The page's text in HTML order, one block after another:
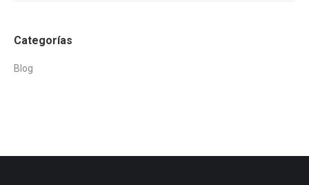
Categorías
Blog